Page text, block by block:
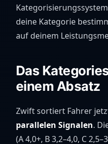
deine Kategorie
auf deinem
Das
einem Absatz
Zwift sortiert Fahrer
parallelen Signalen.
(A 4,0+, B 3,2–4,0, C